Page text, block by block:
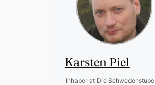
Karsten Piel
Inhaber at Die Schwedenstube